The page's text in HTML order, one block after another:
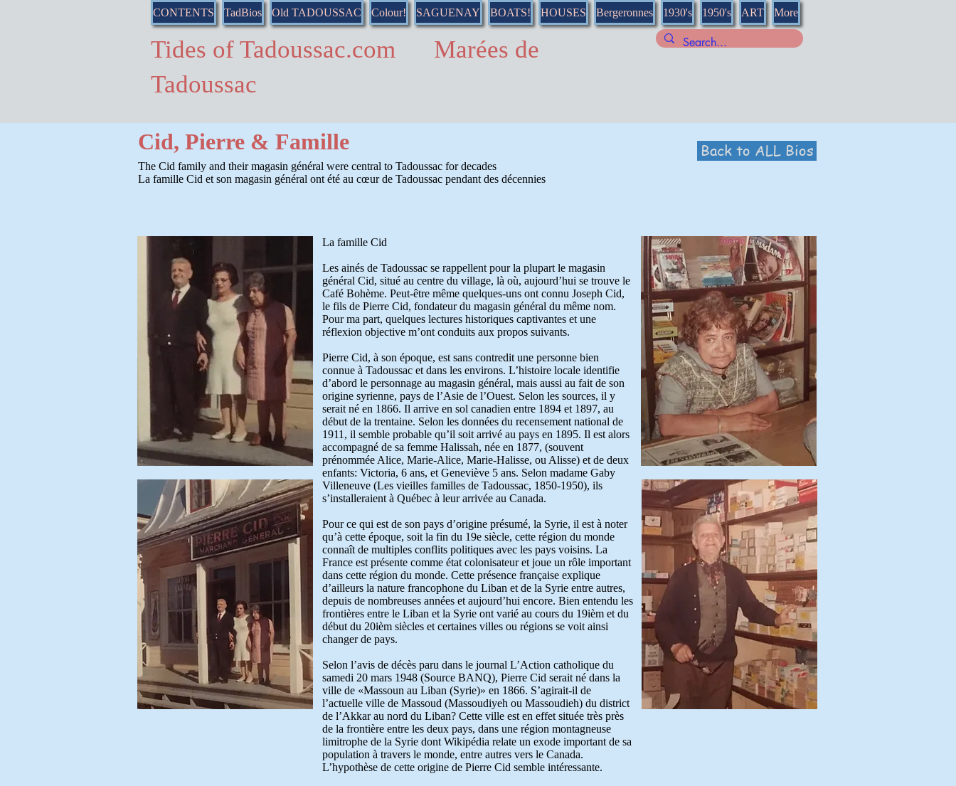
CONTENTS TadBios Old TADOUSSAC Colour! SAGUENAY BOATS! HOUSES Bergeronnes 1930's 1950's ART More
Tides of Tadoussac.com Marées de
Tadoussac
Cid, Pierre & Famille
The Cid family and their magasin général were central to Tadoussac for decades
La famille Cid et son magasin général ont été au cœur de Tadoussac pendant des décennies
Back to ALL Bios
La famille Cid
Les ainés de Tadoussac se rappellent pour la plupart le magasin
général Cid, situé au centre du village, là où, aujourd’hui se trouve le
Café Bohème. Peut-être même quelques-uns ont connu Joseph Cid,
le fils de Pierre Cid, fondateur du magasin général du même nom.
Pour ma part, quelques lectures historiques captivantes et une
réflexion objective m’ont conduits aux propos suivants.
Pierre Cid, à son époque, est sans contredit une personne bien
connue à Tadoussac et dans les environs. L’histoire locale identifie
d’abord le personnage au magasin général, mais aussi au fait de son
origine syrienne, pays de l’Asie de l’Ouest. Selon les sources, il y
serait né en 1866. Il arrive en sol canadien entre 1894 et 1897, au
début de la trentaine. Selon les données du recensement national de
1911, il semble probable qu’il soit arrivé au pays en 1895. Il est alors
accompagné de sa femme Halissah, née en 1877, (souvent
prénommée Alice, Marie-Alice, Marie-Halisse, ou Alisse) et de deux
enfants: Victoria, 6 ans, et Geneviève 5 ans. Selon madame Gaby
Villeneuve (Les vieilles familles de Tadoussac, 1850-1950), ils
s’installeraient à Québec à leur arrivée au Canada.
Pour ce qui est de son pays d’origine présumé, la Syrie, il est à noter
qu’à cette époque, soit la fin du 19e siècle, cette région du monde
connaît de multiples conflits politiques avec les pays voisins. La
France est présente comme état colonisateur et joue un rôle important
dans cette région du monde. Cette présence française explique
d’ailleurs la nature francophone du Liban et de la Syrie entre autres,
depuis de nombreuses années et aujourd’hui encore. Bien entendu les
frontières entre le Liban et la Syrie ont varié au cours du 19ièm et du
début du 20ièm siècles et certaines villes ou régions se voit ainsi
changer de pays.
Selon l’avis de décès paru dans le journal L’Action catholique du
samedi 20 mars 1948 (Source BANQ), Pierre Cid serait né dans la
ville de «Massoun au Liban (Syrie)» en 1866. S’agirait-il de
l’actuelle ville de Massoud (Massoudiyeh ou Massoudieh) du district
de l’Akkar au nord du Liban? Cette ville est en effet située très près
de la frontière entre les deux pays, dans une région montagneuse
limitrophe de la Syrie dont Wikipédia relate un exode important de sa
population à travers le monde, entre autres vers le Canada.
L’hypothèse de cette origine de Pierre Cid semble intéressante.